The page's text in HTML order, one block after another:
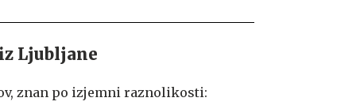
Ljubljane
znan po izjemni raznolikosti: